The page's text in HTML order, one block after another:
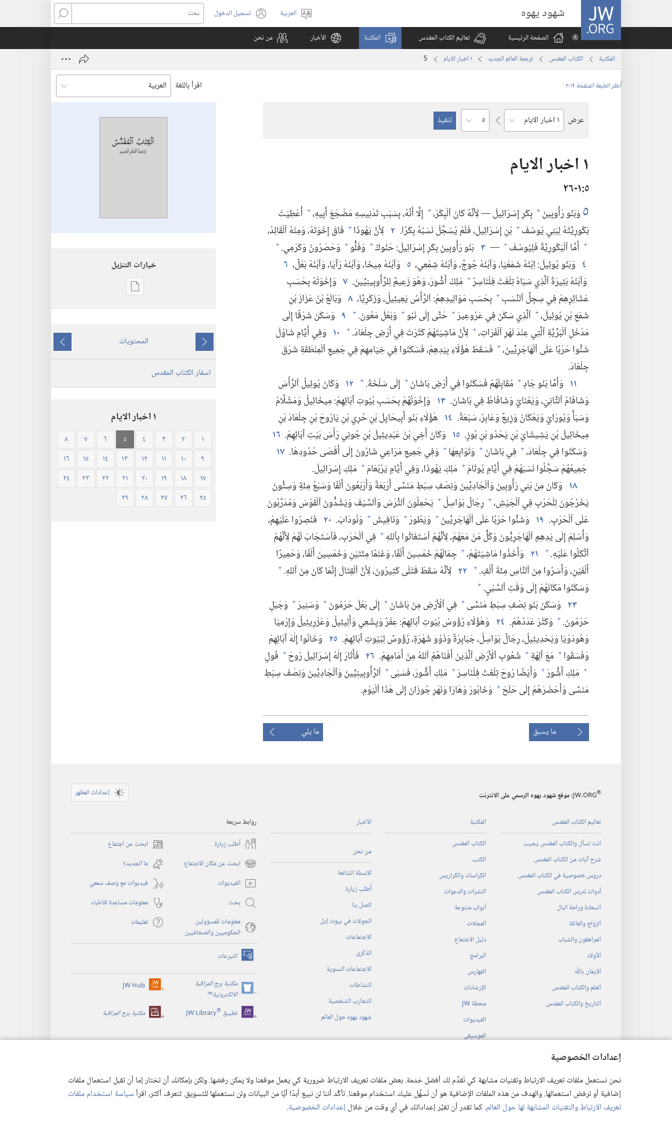
إعدادات الخصوصية
نحن نستعمل ملفات تعريف الارتباط وتقنيات مشابهة كي نُقدِّم لك أفضل خدمة. بعض ملفات تعريف الارتباط ضرورية كي يعمل موقعنا ولا يمكن رفضها. ولكن بإمكانك أن تختار إما أن تقبل استعمال ملفات
إضافية أو ترفض استعمالها. والهدف من هذه الملفات الإضافية هو أن نُسهِّل عليك استخدام موقعنا. تأكَّد أننا لن نبيع أبدًا أيًّا من البيانات ولن نستعملها للتسويق. لتعرف أكثر، اقرأسياسة استخدام ملفات
تعريف الارتباط والتقنيات المشابهة لها حول العالم. كما تقدر أن تغيِّر إعداداتك في أي وقت من خلال إعدادات الخصوصية.
JW.ORG شهود يهوه
اختر
اللغة
العربية تسجيل الدخول
(يفتح
نافذة
بحث
الصفحة الرئيسية
تعاليم الكتاب المقدس المكتبة الأخبار من نحن
المكتبة الكتاب المقدس ترجمة العالم الجديد ١ اخبار الايام 5
اقرأ باللغة أُنظر الطبعة المنقحة ٢٠١٩
عرض
السفر
الفصل
١ اخبار الايام
٥‏:‏١‏-٢٦
٥وَبَنُو رَأُوبِينَ + بِكْرِ إِسْرَائِيلَ —‏ لِأَنَّهُ كَانَ ٱلْبِكْرَ،‏+ إِلَّا أَنَّهُ،‏ بِسَبَبِ تَدْنِيسِهِ مَضْجَعَ أَبِيهِ،‏+ أُعْطِيَتْ
بَكُورِيَّتُهُ لِبَنِي يُوسُفَ + بْنِ إِسْرَائِيلَ،‏ فَلَمْ يُسَجَّلْ نَسَبُهُ بِكْرًا.‏ ٢ لِأَنَّ يَهُوذَا + فَاقَ إِخْوَتَهُ،‏ وَمِنْهُ ٱلْقَائِدُ،‏
+ أَمَّا ٱلْبَكُورِيَّةُ فَلِيُوسُفَ +
—‏ ٣ بَنُو رَأُوبِينَ بِكْرِ إِسْرَائِيلَ:‏ حَنُوكُ+ وَفَلُّو+ وَحَصْرُونُ وَكَرْمِي.‏ +
٤ وَبَنُو يُوئِيلَ:‏ اِبْنُهُ شَمَعْيَا،‏ وَٱبْنُهُ جُوجٌ،‏ وَٱبْنُهُ شِمْعِي،‏ ٥ وَٱبْنُهُ مِيخَا،‏ وَٱبْنُهُ رَآيَا،‏ وَٱبْنُهُ بَعْلٌ،‏ ٦
وَٱبْنُهُ بَئِيرَةُ ٱلَّذِي سَبَاهُ تِلْغَثَ فِلْنَاسِرُ+ مَلِكُ أَشُّورَ،‏ وَهُوَ زَعِيمٌ لِلرَّأُوبِينِيِّينَ.‏ ٧ وَإِخْوَتُهُ بِحَسَبِ
عَشَائِرِهِمْ فِي سِجِلِّ ٱلنَّسَبِ + بِحَسَبِ مَوَالِيدِهِمْ:‏ اَلرَّأْسُ يَعِيئِيلُ،‏ وَزَكَرِيَّا،‏ ٨ وَبَالَعُ بْنُ عَزَازَ بْنِ
شَمَعِ بْنِ يُوئِيلَ،‏+ ٱلَّذِي سَكَنَ فِي عَرُوعِيرَ+ حَتَّى إِلَى نَبُو+ وَبَعْلَ مَعُونَ.‏ + ٩ وَسَكَنَ شَرْقًا إِلَى
مَدْخَلِ ٱلْبَرِّيَّةِ ٱلَّتِي عِنْدَ نَهْرِ ٱلْفُرَاتِ،‏+ لِأَنَّ مَاشِيَتَهُمْ كَثُرَتْ فِي أَرْضِ جِلْعَادَ.‏ + ١٠ وَفِي أَيَّامِ شَاوُلَ
شَنُّوا حَرْبًا عَلَى ٱلْهَاجَرِيِّينَ،‏+ فَسَقَطَ هٰؤُلَاءِ بِيَدِهِمْ،‏ فَسَكَنُوا فِي خِيَامِهِمْ فِي جَمِيعِ ٱلْمِنْطَقَةِ شَرْقَ
جِلْعَادَ.‏
١١ وَأَمَّا بَنُو جَادٍ+ مُقَابِلَهُمْ فَسَكَنُوا فِي أَرْضِ بَاشَانَ + إِلَى سَلْخَةَ.‏ + ١٢ وَكَانَ يُوئِيلُ ٱلرَّأْسَ
وَشَافَامُ ٱلثَّانِيَ،‏ وَيَعْنَايُ وَشَافَاطُ فِي بَاشَانَ.‏ ١٣ وَإِخْوَتُهُمْ بِحَسَبِ بُيُوتِ آبَائِهِمْ:‏ مِيخَائِيلُ وَمَشُلَّامُ
وَسَبَأٌ وَيُورَايُ وَيَعْكَانُ وَزِيعٌ وَعَابِرُ،‏ سَبْعَةٌ.‏ ١٤ هٰؤُلَاءِ بَنُو أَبِيحَايِلَ بْنِ حُرِي بْنِ يَارُوحَ بْنِ جِلْعَادَ بْنِ
مِيخَائِيلَ بْنِ يَشِيشَايَ بْنِ يَحْدُو بْنِ بُوزٍ.‏ ١٥ وَكَانَ أَخِي بْنُ عَبْدِيئِيلَ بْنِ جُونِي رَأْسَ بَيْتِ آبَائِهِمْ.‏ ١٦
وَسَكَنُوا فِي جِلْعَادَ،‏+ فِي بَاشَانَ + وَتَوَابِعِهَا + وَفِي جَمِيعِ مَرَاعِي شَارُونَ إِلَى أَقْصَى حُدُودِهَا.‏ ١٧
جَمِيعُهُمْ سَجَّلُوا نَسَبَهُمْ فِي أَيَّامِ يُوثَامَ + مَلِكِ يَهُوذَا،‏ وَفِي أَيَّامِ يَرُبْعَامَ + مَلِكِ إِسْرَائِيلَ.‏
١٨ وَكَانَ مِنْ بَنِي رَأُوبِينَ وَٱلْجَادِيِّينَ وَنِصْفِ سِبْطِ مَنَسَّى أَرْبَعَةٌ وَأَرْبَعُونَ أَلْفًا وَسَبْعُ مِئَةٍ وَسِتُّونَ
يَخْرُجُونَ لِلْحَرْبِ فِي ٱلْجَيْشِ،‏+ رِجَالٌ بَوَاسِلُ + يَحْمِلُونَ ٱلتُّرْسَ وَٱلسَّيْفَ وَيَشُدُّونَ ٱلْقَوْسَ وَمُدَرَّبُونَ
عَلَى ٱلْحَرْبِ.‏ ١٩ وَشَنُّوا حَرْبًا عَلَى ٱلْهَاجَرِيِّينَ + وَيَطُورَ+ وَنَافِيشَ + وَنُودَابَ.‏ ٢٠ فَنُصِرُوا عَلَيْهِمْ،‏
وَأُسْلِمَ إِلَى يَدِهِمِ ٱلْهَاجَرِيُّونَ وَكُلُّ مَنْ مَعَهُمْ،‏ لِأَنَّهُمُ ٱسْتَغَاثُوا بِٱللهِ + فِي ٱلْحَرْبِ،‏ فَٱسْتَجَابَ لَهُمْ لِأَنَّهُمُ
ٱتَّكَلُوا عَلَيْهِ.‏ + ٢١ وَأَخَذُوا مَاشِيَتَهُمْ،‏+ جِمَالَهُمْ خَمْسِينَ أَلْفًا،‏ وَغَنَمًا مِئَتَيْنِ وَخَمْسِينَ أَلْفًا،‏ وَحَمِيرًا
أَلْفَيْنِ،‏ وَأَسَرُوا مِنَ ٱلنَّاسِ مِئَةَ أَلْفٍ.‏ + ٢٢ لِأَنَّهُ سَقَطَ قَتْلَى كَثِيرُونَ،‏ لِأَنَّ ٱلْقِتَالَ إِنَّمَا كَانَ مِنَ ٱللهِ.‏ +
وَسَكَنُوا مَكَانَهُمْ إِلَى وَقْتِ ٱلسَّبْيِ.‏ +
٢٣ وَسَكَنَ بَنُو نِصْفِ سِبْطِ مَنَسَّى + فِي ٱلْأَرْضِ مِنْ بَاشَانَ + إِلَى بَعْلَ حَرْمُونَ + وَسَنِيرَ+ وَجَبَلِ
حَرْمُونَ.‏ + وَكَثُرَ عَدَدُهُمْ.‏ ٢٤ وَهٰؤُلَاءِ رُؤُوسُ بُيُوتِ آبَائِهِمْ:‏ عِفْرٌ وَيِشْعِي وَأَلِيئِيلُ وَعَزْرِيئِيلُ وَإِرْمِيَا
وَهُودَوْيَا وَيَحْدِيئِيلُ،‏ رِجَالٌ بَوَاسِلُ،‏ جَبَابِرَةٌ وَذَوُو شُهْرَةٍ،‏ رُؤُوسٌ لِبُيُوتِ آبَائِهِمْ.‏ ٢٥ وَخَانُوا إِلٰهَ آبَائِهِمْ
وَفَسَقُوا + مَعَ آلِهَةِ + شُعُوبِ ٱلْأَرْضِ ٱلَّذِينَ أَفْنَاهُمُ ٱللهُ مِنْ أَمَامِهِمْ.‏ ٢٦ فَأَثَارَ إِلٰهُ إِسْرَائِيلَ رُوحَ + فُولٍ
+ مَلِكِ أَشُّورَ+ وَأَيْضًا رُوحَ تِلْغَثَ فِلْنَاسِرَ+ مَلِكِ أَشُّورَ،‏ فَسَبَى + ٱلرَّأُوبِينِيِّينَ وَٱلْجَادِيِّينَ وَنِصْفَ سِبْطِ
مَنَسَّى وَأَحْضَرَهُمْ إِلَى حَلَحَ + وَخَابُورَ وَهَارَا وَنَهْرِ جُوزَانَ إِلَى هٰذَا ٱلْيَوْمِ.‏
ما يسبق ما يلي
خيارات التنزيل
خيارات
المقدس
—
العالم
(ورقي
الغلاف)
ما
يسبق
المحتويات
ما
يلي
اسفار الكتاب المقدس
١ اخبار الايام
١ ٢ ٣ ٤ ٥ ٦ ٧
٨
٩
١٠ ١١ ١٢ ١٣ ١٤ ١٥
١٦
١٧
١٨ ١٩ ٢٠ ٢١ ٢٢ ٢٣
٢٤
٢٥
٢٦ ٢٧ ٢٨ ٢٩
JW.ORG® :‏ موقع شهود يهوه الرسمي على الانترنت إعدادات المظهر
تعاليم الكتاب المقدس
انت تسأل والكتاب المقدس يجيب
شرح آيات من الكتاب المقدس
دروس خصوصية في الكتاب المقدس
أدوات لدرس الكتاب المقدس
السعادة وراحة البال
الزواج والعائلة
المراهقون والشباب
الأولاد
الايمان باللّٰه
العلم والكتاب المقدس
التاريخ والكتاب المقدس
المكتبة
الكتاب المقدس
الكتب
الكراسات والكراريس
النشرات والدعوات
أبواب متنوعة
المجلات
دليل الاجتماع
البرامج
الفهارس
الإرشادات
محطة‏ ‏JW
الفيديوات
الموسيقى
الأخبار
من نحن
الاسئلة الشائعة
أُطلب زيارة
اتصل بنا
الجولات في بيوت إيل
الاجتماعات
الذكرى
الاجتماعات السنوية
النشاطات
التجارب الشخصية
شهود يهوه حول العالم
روابط سريعة
أُطلب زيارة
ابحث عن اجتماع (يفتح
نافذة
جديدة)
ابحث عن مكان الاجتماع (يفتح
نافذة
جديدة)
ما الجديد؟‏
الفيديوات
فيديوات مع وصف سمعي
بحث
معلومات مساعِدة للأطباء
معلومات للمسؤولين
الحكوميين والصحافيين
تعليمات
التبرعات (يفتح
نافذة
جديدة) مكتبة برج المراقبة
الالكترونية™
(يفتح
نافذة
جديدة)
JW Hub (يفتح
جديدة)
تطبيق ®
JW Library مكتبة برج المراقبة
© 2026 .Watch Tower Bible and Tract Society of Pennsylvania